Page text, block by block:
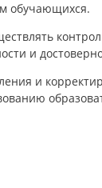
обучающихся.
и
и